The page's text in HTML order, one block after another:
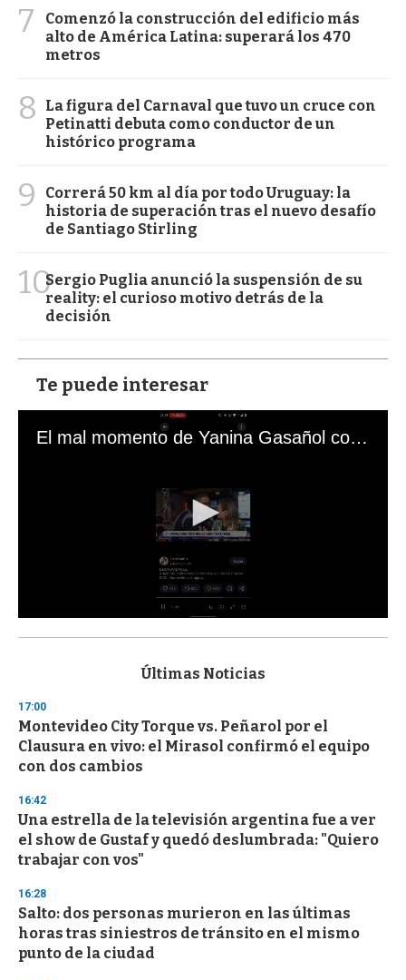
7
Comenzó la construcción del edificio más
alto de América Latina: superará los 470
metros
8
La figura del Carnaval que tuvo un cruce con
Petinatti debuta como conductor de un
histórico programa
9
Correrá 50 km al día por todo Uruguay: la
historia de superación tras el nuevo desafío
de Santiago Stirling
10Sergio Puglia anunció la suspensión de su
reality: el curioso motivo detrás de la
decisión
Te puede interesar
El mal momento de Yanina Gasañol con un hincha argentino en "Subrayado"
s
d
s
o
f
3
s
e
c
o
n
Últimas Noticias
17:00
Montevideo City Torque vs. Peñarol por el
Clausura en vivo: el Mirasol confirmó el equipo
con dos cambios
16:42
Una estrella de la televisión argentina fue a ver
el show de Gustaf y quedó deslumbrada: "Quiero
trabajar con vos"
16:28
Salto: dos personas murieron en las últimas
horas tras siniestros de tránsito en el mismo
punto de la ciudad